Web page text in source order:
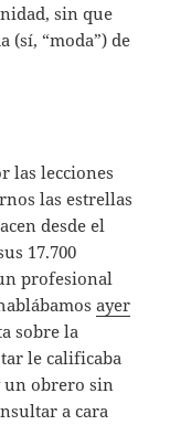
sin que
(sí, “moda”) de
las lecciones
las estrellas
desde el
17.700
profesional
ayer
sobre la
le calificaba
un obrero sin
a cara